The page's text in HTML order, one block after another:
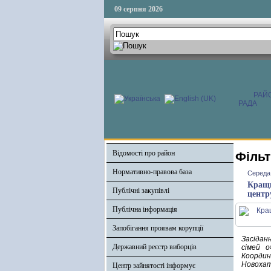
09 серпня 2026
РАДА
Відомості про район
Нормативно-правова база
Публічні закупівлі
Публічна інформація
Запобігання проявам корупції
Державний реєстр виборців
Центр зайнятості інформує
сімей